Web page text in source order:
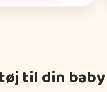
til din baby